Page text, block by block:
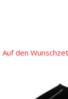
Auf den